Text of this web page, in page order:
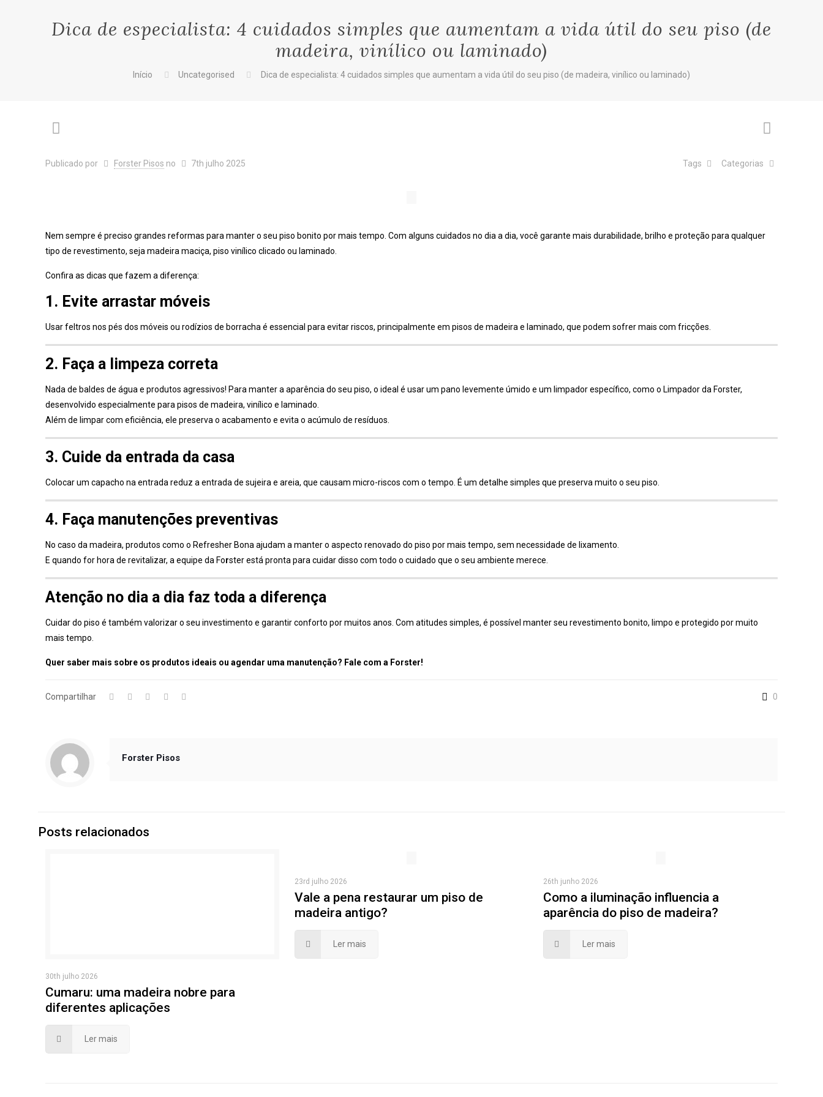
Dica de especialista: 4 cuidados simples que aumentam a vida útil do seu piso (de
madeira, vinílico ou laminado)
Início Uncategorised Dica de especialista: 4 cuidados simples que aumentam a vida útil do seu piso (de madeira, vinílico ou laminado)
Publicado por Forster Pisos no 7th julho 2025 Categorias
Tags
Nem sempre é preciso grandes reformas para manter o seu piso bonito por mais tempo. Com alguns cuidados no dia a dia, você garante mais durabilidade, brilho e proteção para qualquer
tipo de revestimento, seja madeira maciça, piso vinílico clicado ou laminado.
Confira as dicas que fazem a diferença:
1. Evite arrastar móveis
Usar feltros nos pés dos móveis ou rodízios de borracha é essencial para evitar riscos, principalmente em pisos de madeira e laminado, que podem sofrer mais com fricções.
2. Faça a limpeza correta
Nada de baldes de água e produtos agressivos! Para manter a aparência do seu piso, o ideal é usar um pano levemente úmido e um limpador específico, como o Limpador da Forster,
desenvolvido especialmente para pisos de madeira, vinílico e laminado.
Além de limpar com eficiência, ele preserva o acabamento e evita o acúmulo de resíduos.
3. Cuide da entrada da casa
Colocar um capacho na entrada reduz a entrada de sujeira e areia, que causam micro-riscos com o tempo. É um detalhe simples que preserva muito o seu piso.
4. Faça manutenções preventivas
No caso da madeira, produtos como o Refresher Bona ajudam a manter o aspecto renovado do piso por mais tempo, sem necessidade de lixamento.
E quando for hora de revitalizar, a equipe da Forster está pronta para cuidar disso com todo o cuidado que o seu ambiente merece.
Atenção no dia a dia faz toda a diferença
Cuidar do piso é também valorizar o seu investimento e garantir conforto por muitos anos. Com atitudes simples, é possível manter seu revestimento bonito, limpo e protegido por muito
mais tempo.
Quer saber mais sobre os produtos ideais ou agendar uma manutenção? Fale com a Forster!
Compartilhar 0
Forster Pisos
Posts relacionados
30th julho 2026
Cumaru: uma madeira nobre para
diferentes aplicações
Ler mais
23rd julho 2026
Vale a pena restaurar um piso de
madeira antigo?
Ler mais
26th junho 2026
Como a iluminação influencia a
aparência do piso de madeira?
Ler mais